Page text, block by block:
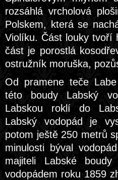
rozsáhlá vrcholová
Polskem, která se
Violíku. Část louky tvoří
část je porostlá
ostružník moruška,
Od pramene teče
této boudy Labský
Labskou roklí do
Labský vodopád je
potom ještě 250 metrů
minulosti býval
majiteli Labské
vodopádem roku 1859